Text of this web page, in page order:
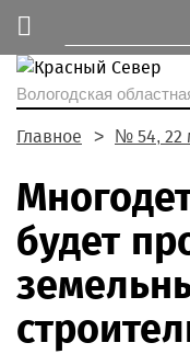
Вологодская
Главное № 54, 22
будет